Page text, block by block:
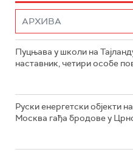
Пуцњава у школи на
наставник, четири особе
Руски енергетски објекти
Москва гађа бродове у